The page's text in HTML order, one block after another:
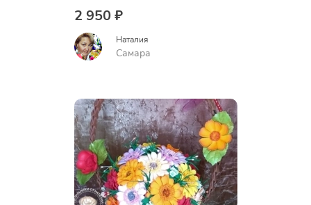
2 950 ₽
Наталия
Самара